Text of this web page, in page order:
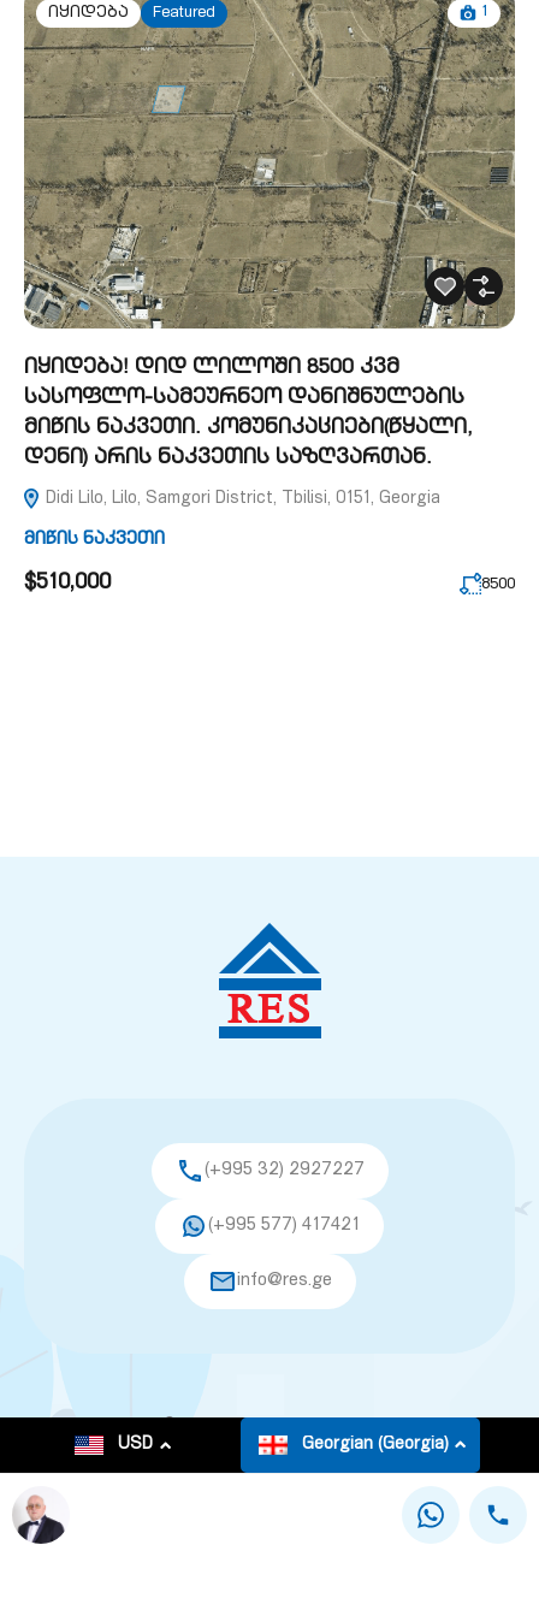
იყიდება Featured 1
იყიდება! დიდ ლილოში 8500 კვმ
სასოფლო-სამეურნეო დანიშნულების
მიწის ნაკვეთი. კომუნიკაციები(წყალი,
დენი) არის ნაკვეთის საზღვართან.
Didi Lilo, Lilo, Samgori District, Tbilisi, 0151, Georgia
მიწის ნაკვეთი
$510,000 8500
(+995 32) 2927227
(+995 577) 417421
info@res.ge
© 2026. All rights reserved.
USD
Georgian (Georgia)